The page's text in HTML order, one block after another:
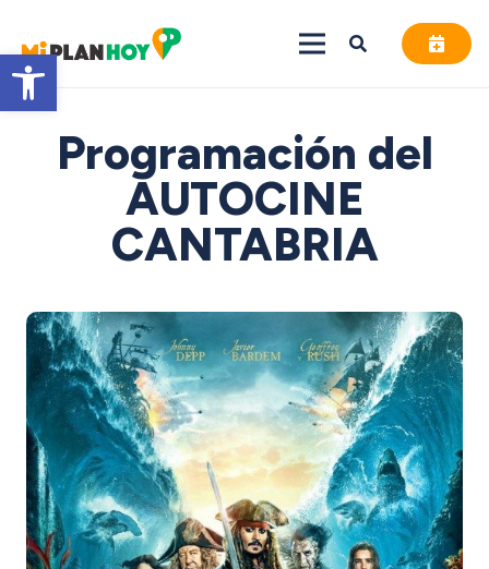
Abrir barra de herramientas
Programación del
AUTOCINE
CANTABRIA